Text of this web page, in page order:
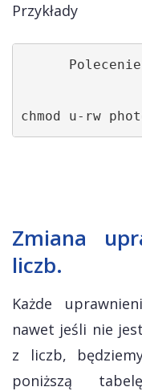
Przykłady
chmod u-rw
Zmiana
liczb.
Każde
nawet jeśli nie
z liczb,
poniższą